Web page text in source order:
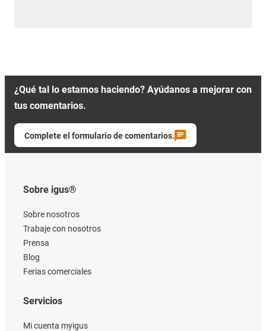
¿Qué tal lo estamos haciendo? Ayúdanos a mejorar con
tus comentarios.
Complete el formulario de comentarios.
Sobre igus®
Sobre nosotros
Trabaje con nosotros
Prensa
Blog
Ferias comerciales
Servicios
Mi cuenta myigus